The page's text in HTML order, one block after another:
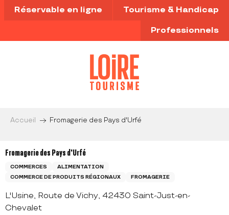
Aller
au
principal
Réservable en ligne Tourisme & Handicap
Professionnels
Accueil Fromagerie des Pays d'Urfé
Fromagerie des Pays d'Urfé
COMMERCES
ALIMENTATION
COMMERCE DE PRODUITS RÉGIONAUX
FROMAGERIE
L'Usine, Route de Vichy, 42430 Saint-Just-en-
Chevalet